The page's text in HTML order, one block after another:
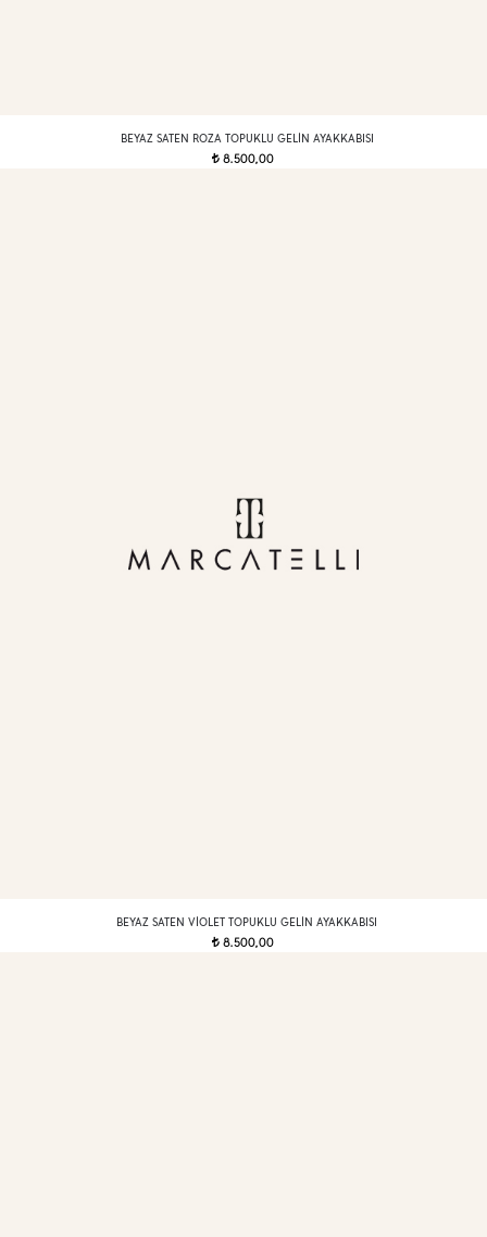
BEYAZ SATEN ROZA TOPUKLU GELIN AYAKKABISI
t8.500,00
BEYAZ SATEN VIOLET TOPUKLU GELIN AYAKKABISI
t8.500,00